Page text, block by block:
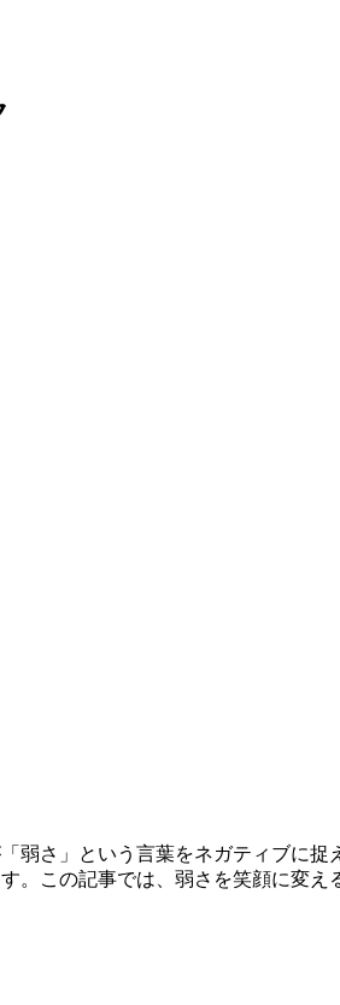
さ」という言葉をネガティブに
この記事では、弱さを笑顔に変